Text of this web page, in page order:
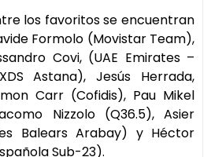
los favoritos se encuentran
Formolo (Movistar Team),
Covi, (UAE Emirates –
Astana), Jesús Herrada,
Carr (Cofidis), Pau Mikel
Nizzolo (Q36.5), Asier
Balears Arabay) y Héctor
Sub-23).